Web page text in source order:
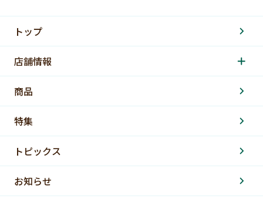
トップ
店舗情報
商品
特集
トピックス
お知らせ